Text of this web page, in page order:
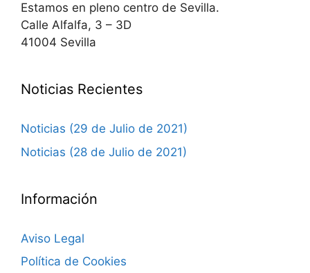
Estamos en pleno centro de Sevilla.
Calle Alfalfa, 3 – 3D
41004 Sevilla
Noticias Recientes
Noticias (29 de Julio de 2021)
Noticias (28 de Julio de 2021)
Información
Aviso Legal
Política de Cookies